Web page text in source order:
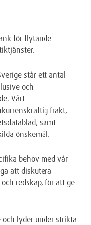
för flytande
står ett antal
och
Vårt
frakt,
samt
önskemål.
behov med vår
att diskutera
redskap, för att ge
och lyder under strikta